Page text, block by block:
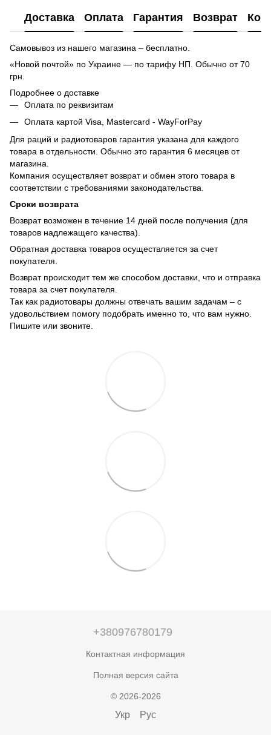
Доставка Оплата Гарантия Возврат
Самовывоз из нашего магазина – бесплатно.
«Новой почтой» по Украине — по тарифу НП. Обычно от 70
грн.
Подробнее о доставке
Оплата по реквизитам
Оплата картой Visa, Mastercard - WayForPay
Для раций и радиотоваров гарантия указана для каждого
товара в отдельности. Обычно это гарантия 6 месяцев от
магазина.
Компания осуществляет возврат и обмен этого товара в
соответствии с требованиями законодательства.
Сроки возврата
Возврат возможен в течение 14 дней после получения (для
товаров надлежащего качества).
Обратная доставка товаров осуществляется за счет
покупателя.
Возврат происходит тем же способом доставки, что и отправка
товара за счет покупателя.
Так как радиотовары должны отвечать вашим задачам – с
удовольствием помогу подобрать именно то, что вам нужно.
Пишите или звоните.
+380976780179
Контактная информация
Полная версия сайта
© 2026-2026
Укр Рус